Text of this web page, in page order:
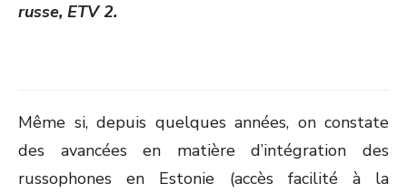
russe, ETV 2.
Même si, depuis quelques années, on constate
des avancées en matière d’intégration des
russophones en Estonie (accès facilité à la